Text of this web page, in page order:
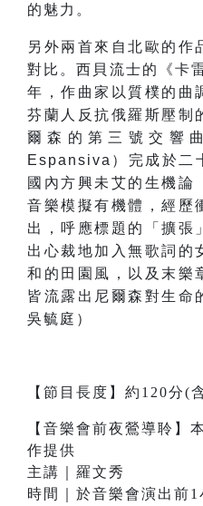
的魅力。
另外兩首來自北歐的作
對比。西貝流士的《卡
年，作曲家以質樸的曲
芬蘭人反抗俄羅斯壓制
爾森的第三號交響
Espansiva）完成於二
國內方興未艾的生機
音樂模擬有機體，經歷
出，呼應標題的「擴張
出心裁地加入無歌詞的
和的田園風，以及末樂
皆流露出尼爾森對生命
吳毓庭）
【節目長度】約120分(
【音樂會前夜鶯導聆】
作提供
主講｜羅文秀
時間｜於音樂會演出前